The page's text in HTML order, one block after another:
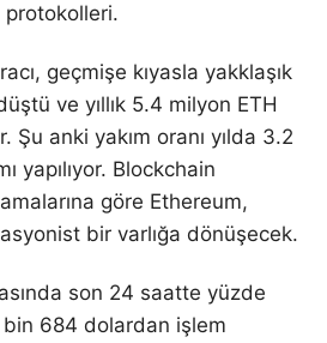
protokolleri.
geçmişe kıyasla yakklaşık
ve yıllık 5.4 milyon ETH
Şu anki yakım oranı yılda 3.2
yapılıyor. Blockchain
göre Ethereum,
bir varlığa dönüşecek.
son 24 saatte yüzde
bin 684 dolardan işlem